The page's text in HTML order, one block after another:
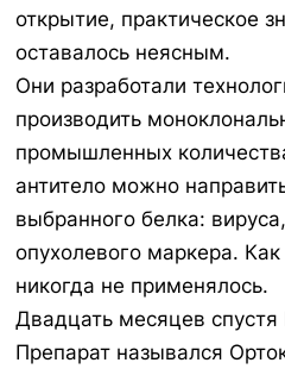
открытие, практическое
оставалось неясным.
Они разработали
производить
промышленных
антитело можно
выбранного белка:
опухолевого маркера.
никогда не применялось.
Двадцать месяцев спустя
Препарат назывался